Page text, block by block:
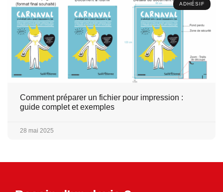
ADHÉSIF
Comment préparer un fichier pour impression :
guide complet et exemples
28 mai 2025